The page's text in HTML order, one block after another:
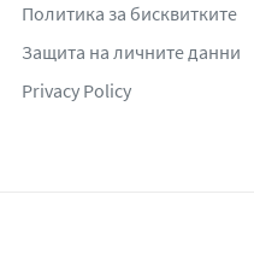
Политика за бисквитките
Защита на личните данни
Privacy Policy